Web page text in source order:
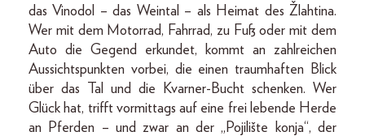
das Vinodol – das Weintal – als Heimat des Žlahtina.
Wer mit dem Motorrad, Fahrrad, zu Fuß oder mit dem
Auto die Gegend erkundet, kommt an zahlreichen
Aussichtspunkten vorbei, die einen traumhaften Blick
über das Tal und die Kvarner-Bucht schenken. Wer
Glück hat, trifft vormittags auf eine frei lebende Herde
an Pferden – und zwar an der „Pojilište konja“, der